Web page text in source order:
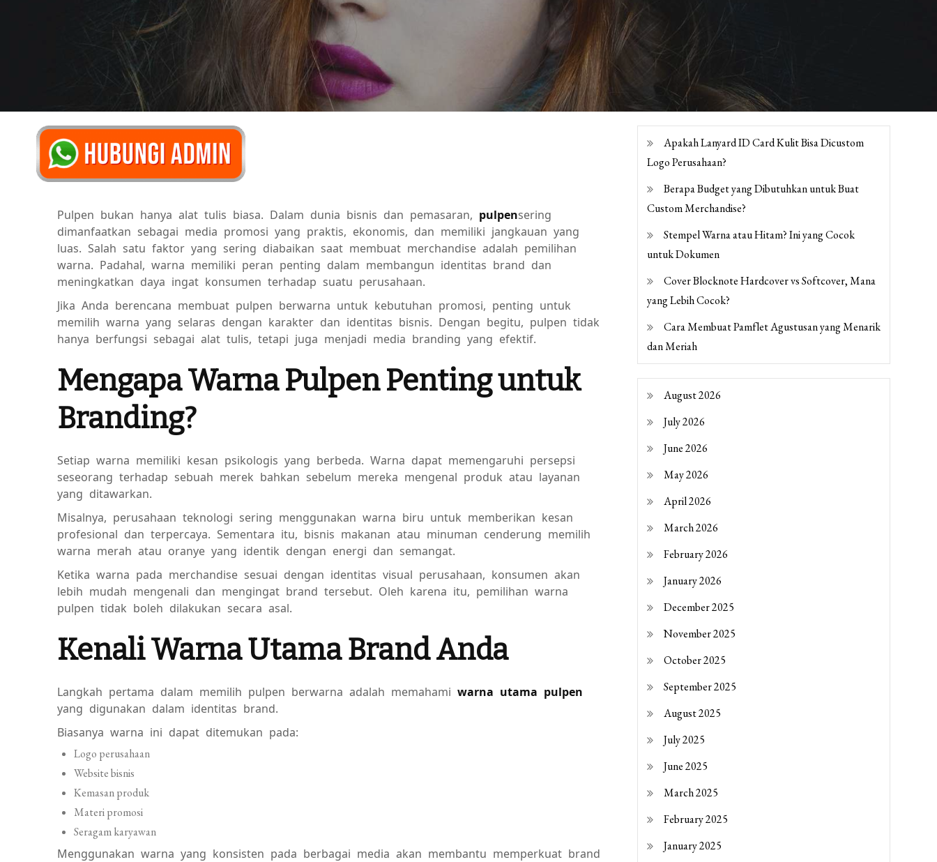
Pulpen bukan hanya alat tulis biasa. Dalam dunia bisnis dan pemasaran, pulpensering
dimanfaatkan sebagai media promosi yang praktis, ekonomis, dan memiliki jangkauan yang
luas. Salah satu faktor yang sering diabaikan saat membuat merchandise adalah pemilihan
warna. Padahal, warna memiliki peran penting dalam membangun identitas brand dan
meningkatkan daya ingat konsumen terhadap suatu perusahaan.
Jika Anda berencana membuat pulpen berwarna untuk kebutuhan promosi, penting untuk
memilih warna yang selaras dengan karakter dan identitas bisnis. Dengan begitu, pulpen tidak
hanya berfungsi sebagai alat tulis, tetapi juga menjadi media branding yang efektif.
Mengapa Warna Pulpen Penting untuk
Branding?
Setiap warna memiliki kesan psikologis yang berbeda. Warna dapat memengaruhi persepsi
seseorang terhadap sebuah merek bahkan sebelum mereka mengenal produk atau layanan
yang ditawarkan.
Misalnya, perusahaan teknologi sering menggunakan warna biru untuk memberikan kesan
profesional dan terpercaya. Sementara itu, bisnis makanan atau minuman cenderung memilih
warna merah atau oranye yang identik dengan energi dan semangat.
Ketika warna pada merchandise sesuai dengan identitas visual perusahaan, konsumen akan
lebih mudah mengenali dan mengingat brand tersebut. Oleh karena itu, pemilihan warna
pulpen tidak boleh dilakukan secara asal.
Kenali Warna Utama Brand Anda
Langkah pertama dalam memilih pulpen berwarna adalah memahamiwarna utama pulpen
yang digunakan dalam identitas brand.
Biasanya warna ini dapat ditemukan pada:
Logo perusahaan
Website bisnis
Kemasan produk
Materi promosi
Seragam karyawan
Menggunakan warna yang konsisten pada berbagai media akan membantu memperkuat brand
Apakah Lanyard ID Card Kulit Bisa Dicustom
Logo Perusahaan?
Berapa Budget yang Dibutuhkan untuk Buat
Custom Merchandise?
Stempel Warna atau Hitam? Ini yang Cocok
untuk Dokumen
Cover Blocknote Hardcover vs Softcover, Mana
yang Lebih Cocok?
Cara Membuat Pamflet Agustusan yang Menarik
dan Meriah
August 2026
July 2026
June 2026
May 2026
April 2026
March 2026
February 2026
January 2026
December 2025
November 2025
October 2025
September 2025
August 2025
July 2025
June 2025
March 2025
February 2025
January 2025